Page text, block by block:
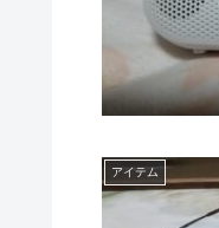
アイテム